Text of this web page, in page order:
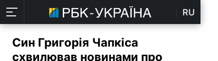
RU
Син Григорія Чапкіса
схвилював новинами про